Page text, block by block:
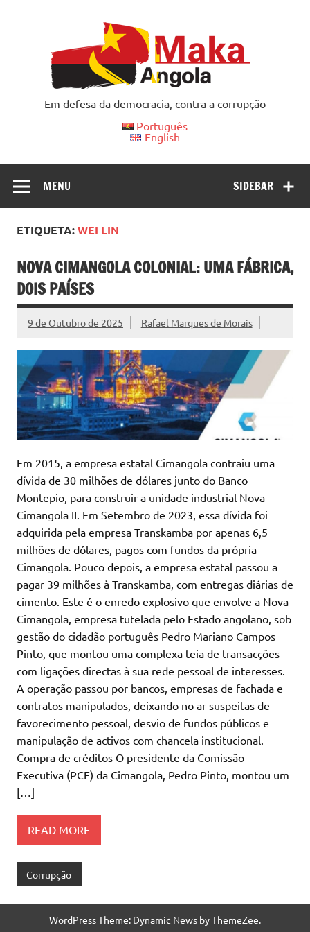
Em defesa da democracia, contra a corrupção
Português
English
SIDEBAR
MENU
ETIQUETA:WEI LIN
NOVA CIMANGOLA COLONIAL: UMA FÁBRICA,
DOIS PAÍSES
9 de Outubro de 2025 Rafael Marques de Morais
Em 2015, a empresa estatal Cimangola contraiu uma
dívida de 30 milhões de dólares junto do Banco
Montepio, para construir a unidade industrial Nova
Cimangola II. Em Setembro de 2023, essa dívida foi
adquirida pela empresa Transkamba por apenas 6,5
milhões de dólares, pagos com fundos da própria
Cimangola. Pouco depois, a empresa estatal passou a
pagar 39 milhões à Transkamba, com entregas diárias de
cimento. Este é o enredo explosivo que envolve a Nova
Cimangola, empresa tutelada pelo Estado angolano, sob
gestão do cidadão português Pedro Mariano Campos
Pinto, que montou uma complexa teia de transacções
com ligações directas à sua rede pessoal de interesses.
A operação passou por bancos, empresas de fachada e
contratos manipulados, deixando no ar suspeitas de
favorecimento pessoal, desvio de fundos públicos e
manipulação de activos com chancela institucional.
Compra de créditos O presidente da Comissão
Executiva (PCE) da Cimangola, Pedro Pinto, montou um
[…]
READ MORE
Corrupção
WordPress Theme: Dynamic News by ThemeZee.